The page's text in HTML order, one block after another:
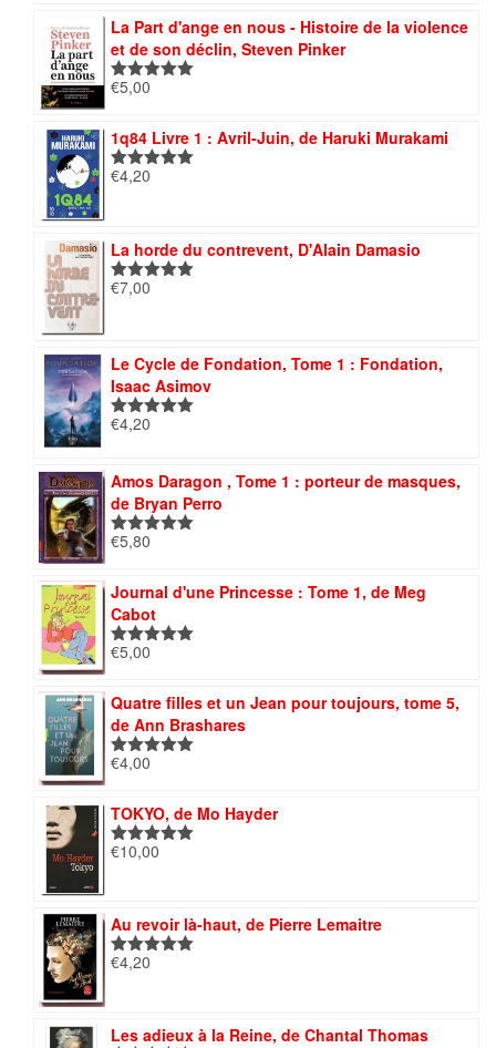
La Part d'ange en nous - Histoire de la violence
et de son déclin, Steven Pinker
Note5.00
€5,00
1q84 Livre 1 : Avril-Juin, de Haruki Murakami
Note5.00
€4,20
La horde du contrevent, D'Alain Damasio
Note5.00
€7,00
Le Cycle de Fondation, Tome 1 : Fondation,
Isaac Asimov
Note5.00
€4,20
Amos Daragon , Tome 1 : porteur de masques,
de Bryan Perro
Note5.00
€5,80
Journal d'une Princesse : Tome 1, de Meg
Cabot
Note5.00
€5,00
Quatre filles et un Jean pour toujours, tome 5,
de Ann Brashares
Note5.00
€4,00
TOKYO, de Mo Hayder
Note5.00
€10,00
Au revoir là-haut, de Pierre Lemaitre
Note5.00
€4,20
Les adieux à la Reine, de Chantal Thomas